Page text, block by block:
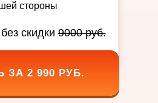
стороны
скидки9000 руб.
ЗА 2 990 РУБ.